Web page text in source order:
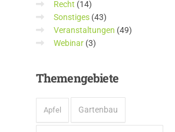
Recht (14)
Sonstiges(43)
Veranstaltungen (49)
Webinar(3)
Themengebiete
Apfel Gartenbau